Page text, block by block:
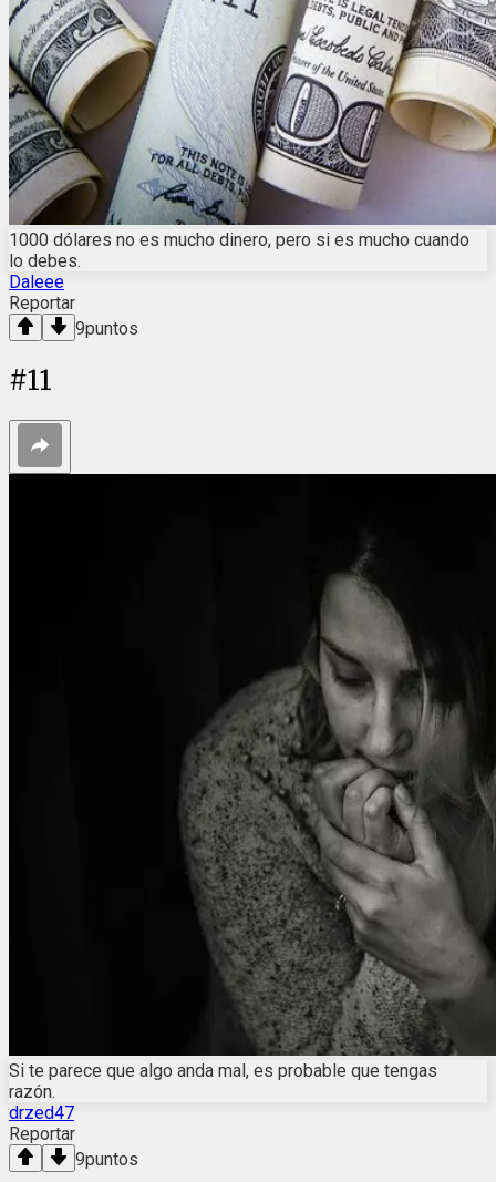
1000 dólares no es mucho dinero, pero si es mucho cuando
lo debes.
Daleee
Reportar
9puntos
#11
Si te parece que algo anda mal, es probable que tengas
razón.
drzed47
Reportar
9puntos